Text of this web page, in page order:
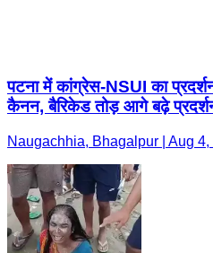
पटना में कांग्रेस-NSUI का
कैनन, बैरिकेड तोड़ आगे बढ़े
Naugachhia, Bhagalpur | Aug 4,